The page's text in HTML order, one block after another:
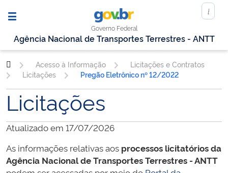
Governo Federal
Agência Nacional de Transportes Terrestres - ANTT
Acesso à Informação
Licitações e Contratos
Licitações
Pregão Eletrônico nº 12/2022
Licitações
Atualizado em 17/07/2026
As informações relativas aos processos licitatórios da
Agência Nacional de Transportes Terrestres - ANTT